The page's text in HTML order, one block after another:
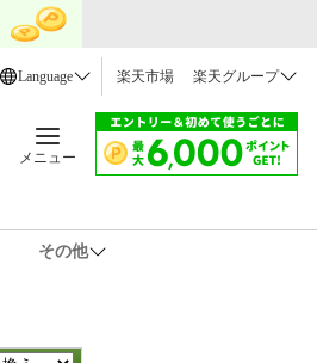
Language 楽天市場 楽天グループ
メニュー
その他